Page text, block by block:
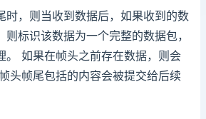
时，则当收到数据后，如果收到的数
标识该数据为一个完整的数据包，
。 如果在帧头之前存在数据，则会
头帧尾包括的内容会被提交给后续